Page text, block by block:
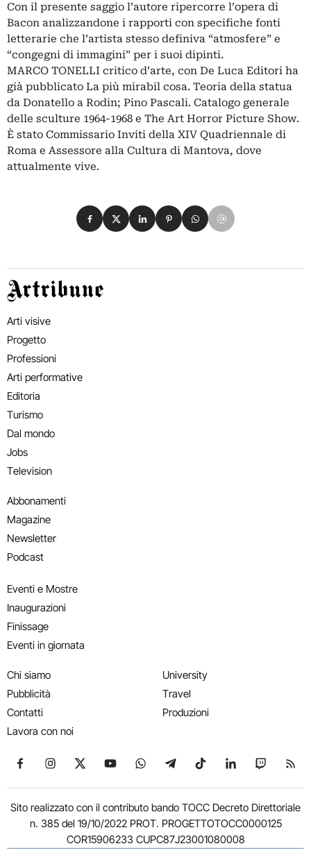
Con il presente saggio l’autore ripercorre l’opera di
Bacon analizzandone i rapporti con specifiche fonti
letterarie che l’artista stesso definiva “atmosfere” e
“congegni di immagini” per i suoi dipinti.
MARCO TONELLI critico d’arte, con De Luca Editori ha
già pubblicato La più mirabil cosa. Teoria della statua
da Donatello a Rodin; Pino Pascali. Catalogo generale
delle sculture 1964-1968 e The Art Horror Picture Show.
È stato Commissario Inviti della XIV Quadriennale di
Roma e Assessore alla Cultura di Mantova, dove
attualmente vive.
Condividi su Facebook
Condividi su X
Condividi su LinkedIn
Condividi su Pinterest
Condividi su WhatsApp
Condividi su Email
Artribune
Arti visive
Progetto
Professioni
Arti performative
Editoria
Turismo
Dal mondo
Jobs
Television
Abbonamenti
Magazine
Newsletter
Podcast
Eventi e Mostre
Inaugurazioni
Finissage
Eventi in giornata
Chi siamo
Pubblicità
Contatti
Lavora con noi
University
Travel
Produzioni
Seguici su Facebook
Seguici su Instagram
Seguici su X
Seguici su YouTube
Seguici su WhatsApp
Seguici su Telegram
Seguici su TikTok
Seguici su
Seguici
Sito realizzato con il contributo bando TOCC Decreto Direttoriale
n. 385 del 19/10/2022 PROT. PROGETTOTOCC0000125
COR15906233 CUPC87J23001080008